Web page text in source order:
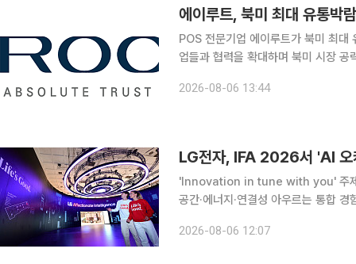
에이루트, 북미 최대 유통박
POS 전문기업 에이루트가 북미 최대
업들과 협력을 확대하며 북미 시장 공략에 나섰다. 에이루트는 6일 최근
다고 밝혔다. RetailNOW는
2026-08-06 13:44
LG전자, IFA 2026서 'AI 오
'Innovation in tune with you' 주제
공간·에너지·연결성 아우르는 통합 경험 구현 LG전자가 다음 달 독일 베를린에서
지 독일 베를린 메세 베를린에
2026-08-06 12:07